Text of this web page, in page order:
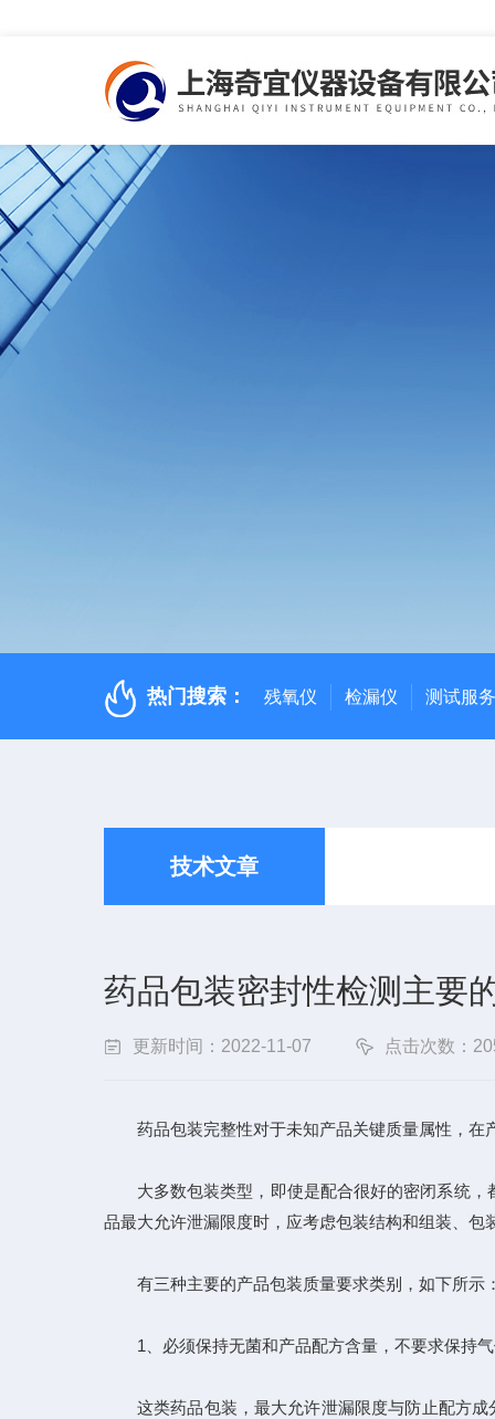
热门搜索： 残氧仪 检漏仪 测试服务
技术文章
药品包装密封性检测主要
更新时间：2022-11-07 点击次数：
药品包装完整性对于未知产品关键质量属性，在
大多数包装类型，即使是配合很好的密闭系统，
品最大允许泄漏限度时，应考虑包装结构和组装、
有三种主要的产品包装质量要求类别，如下所示
1、必须保持无菌和产品配方含量，不要求保持气
这类药品包装，最大允许泄漏限度与防止配方成